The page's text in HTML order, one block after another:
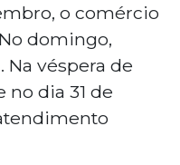
o comércio
domingo,
Na véspera de
no dia 31 de